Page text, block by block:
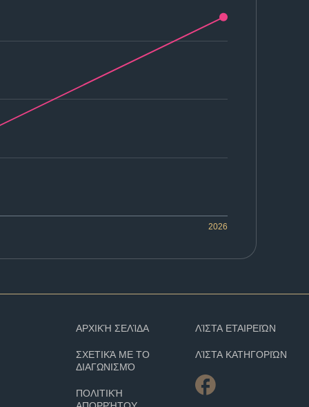
2026
ΑΡΧΙΚΉ ΣΕΛΊΔΑ
ΣΧΕΤΙΚΆ ΜΕ ΤΟ
ΔΙΑΓΩΝΙΣΜΌ
ΠΟΛΙΤΙΚΉ
ΛΊΣΤΑ ΕΤΑΙΡΕΙΏΝ
ΛΊΣΤΑ ΚΑΤΗΓΟΡΙΏΝ